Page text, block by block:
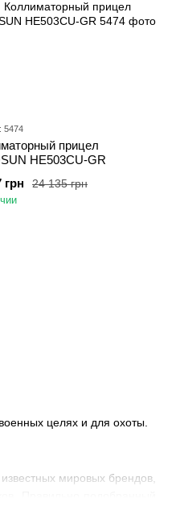
целях и для охоты.
мировых брендов,
5474
прицел
HE503CU-GR
24 135 грн
грн